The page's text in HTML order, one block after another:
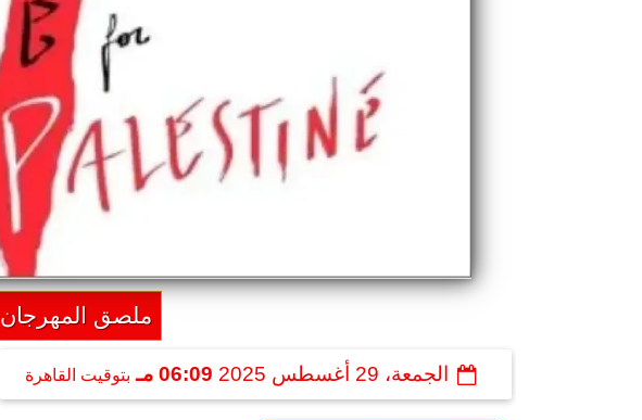
ملصق المهرجان
الجمعة، 29 أغسطس 2025 06:09 مـ بتوقيت القاهرة